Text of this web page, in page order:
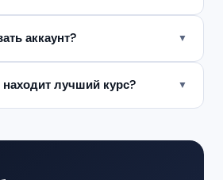
аккаунт? ▼
лучший курс? ▼